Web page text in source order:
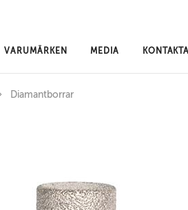
VARUMÄRKEN MEDIA
Diamantborrar